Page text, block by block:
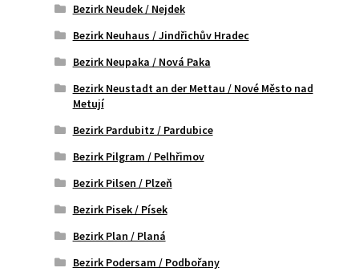
Bezirk Neudek / Nejdek
Bezirk Neuhaus / Jindřichův Hradec
Bezirk Neupaka / Nová Paka
Bezirk Neustadt an der Mettau / Nové Město nad
Metují
Bezirk Pardubitz / Pardubice
Bezirk Pilgram / Pelhřimov
Bezirk Pilsen / Plzeň
Bezirk Pisek / Písek
Bezirk Plan / Planá
Bezirk Podersam / Podbořany